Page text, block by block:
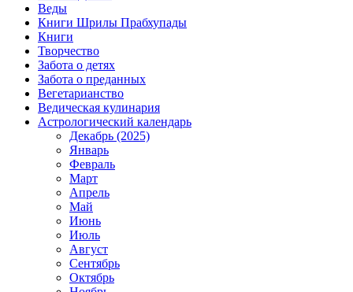
Веды
Книги Шрилы Прабхупады
Книги
Творчество
Забота о детях
Забота о преданных
Вегетарианство
Ведическая кулинария
Астрологический календарь
Декабрь (2025)
Январь
Февраль
Март
Апрель
Май
Июнь
Июль
Август
Сентябрь
Октябрь